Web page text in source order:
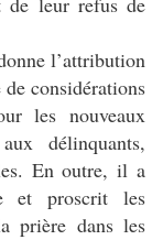
l’attribution
considérations
les nouveaux
délinquants,
En outre, il a
et proscrit les
prière dans les